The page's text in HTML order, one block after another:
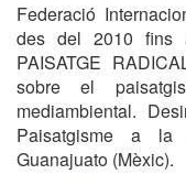
Federació
des del 2010 fins
PAISATGE
sobre el
mediambiental.
Paisatgisme a la
Guanajuato (Mèxic).